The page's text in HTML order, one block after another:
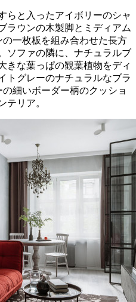
らと入ったアイボリーのシャ
ラウンの木製脚とミディアム
一枚板を組み合わせた長方
ソファの隣に、ナチュラルブ
きな葉っぱの観葉植物をディ
トグレーのナチュラルなブラ
細いボーダー柄のクッショ
テリア。